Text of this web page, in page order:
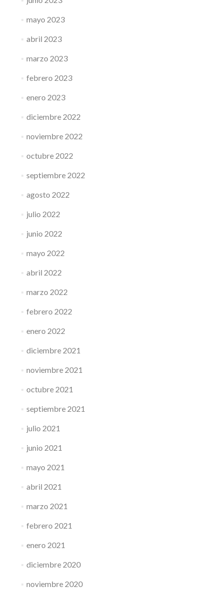
mayo 2023
abril 2023
marzo 2023
febrero 2023
enero 2023
diciembre 2022
noviembre 2022
octubre 2022
septiembre 2022
agosto 2022
julio 2022
junio 2022
mayo 2022
abril 2022
marzo 2022
febrero 2022
enero 2022
diciembre 2021
noviembre 2021
octubre 2021
septiembre 2021
julio 2021
junio 2021
mayo 2021
abril 2021
marzo 2021
febrero 2021
enero 2021
diciembre 2020
noviembre 2020